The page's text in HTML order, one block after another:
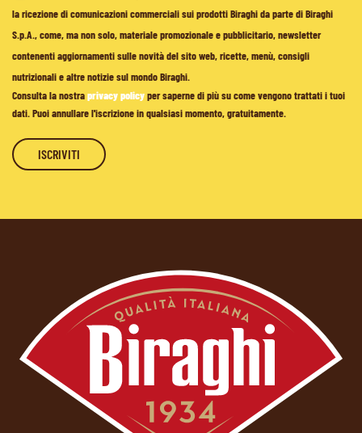
la ricezione di comunicazioni commerciali sui prodotti Biraghi da parte di Biraghi
S.p.A., come, ma non solo, materiale promozionale e pubblicitario, newsletter
contenenti aggiornamenti sulle novità del sito web, ricette, menù, consigli
nutrizionali e altre notizie sul mondo Biraghi.
Consulta la nostraprivacy policyper saperne di più su come vengono trattati i tuoi
dati. Puoi annullare l'iscrizione in qualsiasi momento, gratuitamente.